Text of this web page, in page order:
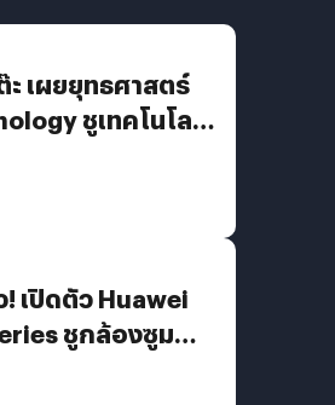
ะ เผยยุทธศาสตร์
ชูเทคโนโลยี
! เปิดตัว Huawei
ชูกล้องซูม